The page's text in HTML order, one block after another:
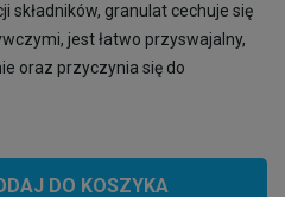
składników, granulat cechuje się
jest łatwo przyswajalny,
oraz przyczynia się do
DO KOSZYKA